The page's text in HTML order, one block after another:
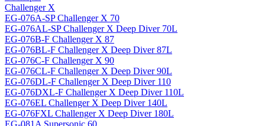
Challenger X
EG-076A-SP Challenger X 70
EG-076AL-SP Challenger X Deep Diver 70L
EG-076B-F Challenger X 87
EG-076BL-F Challenger X Deep Diver 87L
EG-076C-F Challenger X 90
EG-076CL-F Challenger X Deep Diver 90L
EG-076DL-F Challenger X Deep Diver 110
EG-076DXL-F Challenger X Deep Diver 110L
EG-076EL Challenger X Deep Diver 140L
EG-076FXL Challenger X Deep Diver 180L
EG-081A Supersonic 60